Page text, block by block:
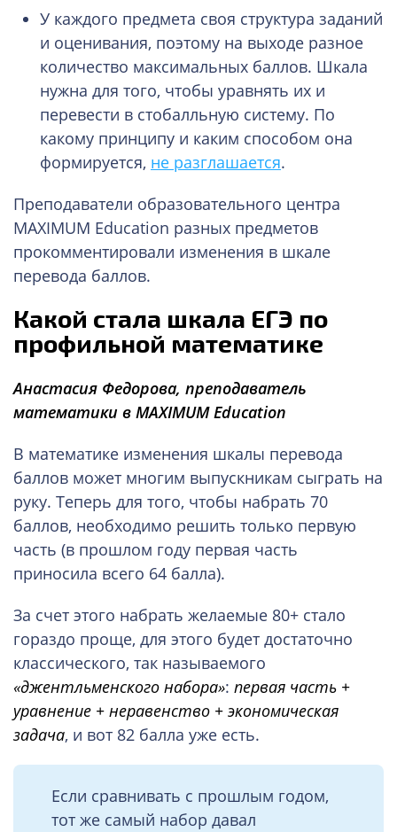
У каждого предмета своя структура заданий
и оценивания, поэтому на выходе разное
количество максимальных баллов. Шкала
нужна для того, чтобы уравнять их и
перевести в стобалльную систему. По
какому принципу и каким способом она
формируется, не разглашается.
Преподаватели образовательного центра
MAXIMUM Education разных предметов
прокомментировали изменения в шкале
перевода баллов.
Какой стала шкала ЕГЭ по
профильной математике
Анастасия Федорова, преподаватель
математики в MAXIMUM Education
В математике изменения шкалы перевода
баллов может многим выпускникам сыграть на
руку. Теперь для того, чтобы набрать 70
баллов, необходимо решить только первую
часть (в прошлом году первая часть
приносила всего 64 балла).
За счет этого набрать желаемые 80+ стало
гораздо проще, для этого будет достаточно
классического, так называемого
«джентльменского набора»: первая часть +
уравнение + неравенство + экономическая
задача, и вот 82 балла уже есть.
Если сравнивать с прошлым годом,
тот же самый набор давал